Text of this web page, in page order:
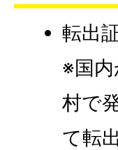
転出
※国
村で
て転